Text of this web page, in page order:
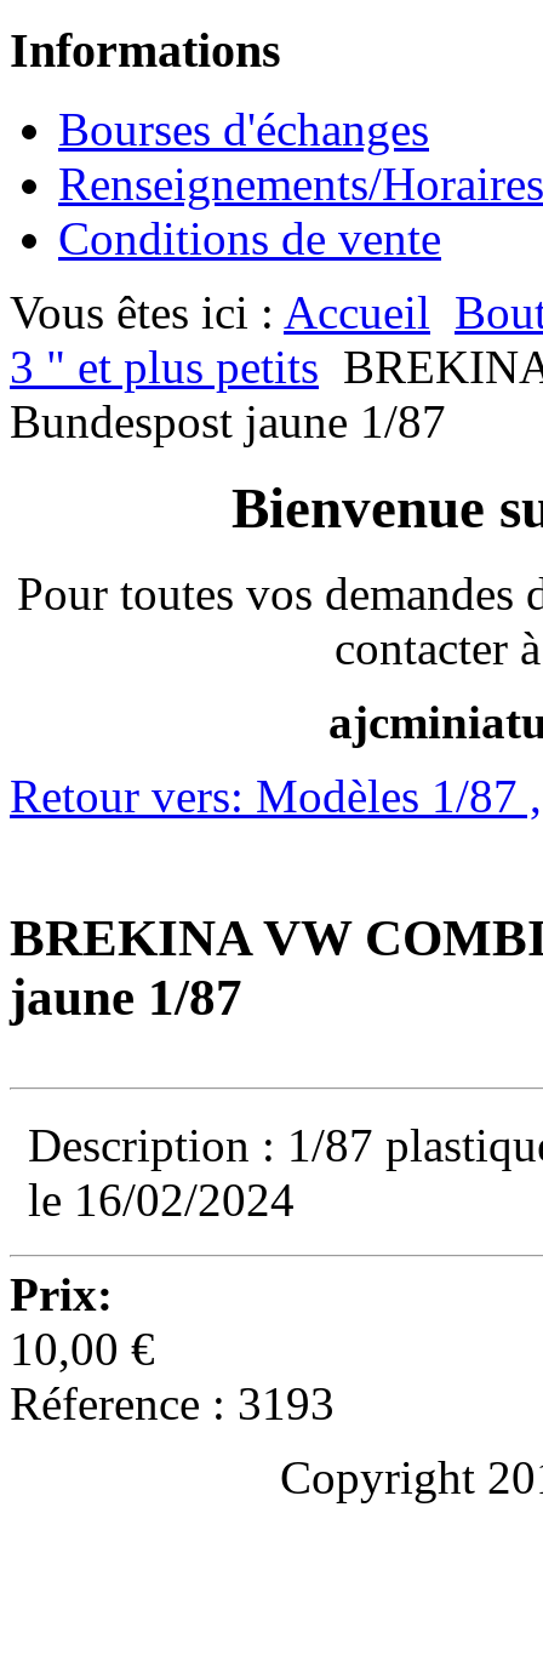
Informations
Bourses d'échanges
Renseignements/Horaires
Conditions de vente
Vous êtes ici : Accueil
3 " et plus petits
Bundespost jaune 1/87
Bienvenue
Pour toutes vos
contacter
Retour vers: Modèles 1/
BREKINA VW COMBI
jaune 1/87
Description : 1/87
le 16/02/2024
Prix:
10,00 €
Réference : 3193
Copyright